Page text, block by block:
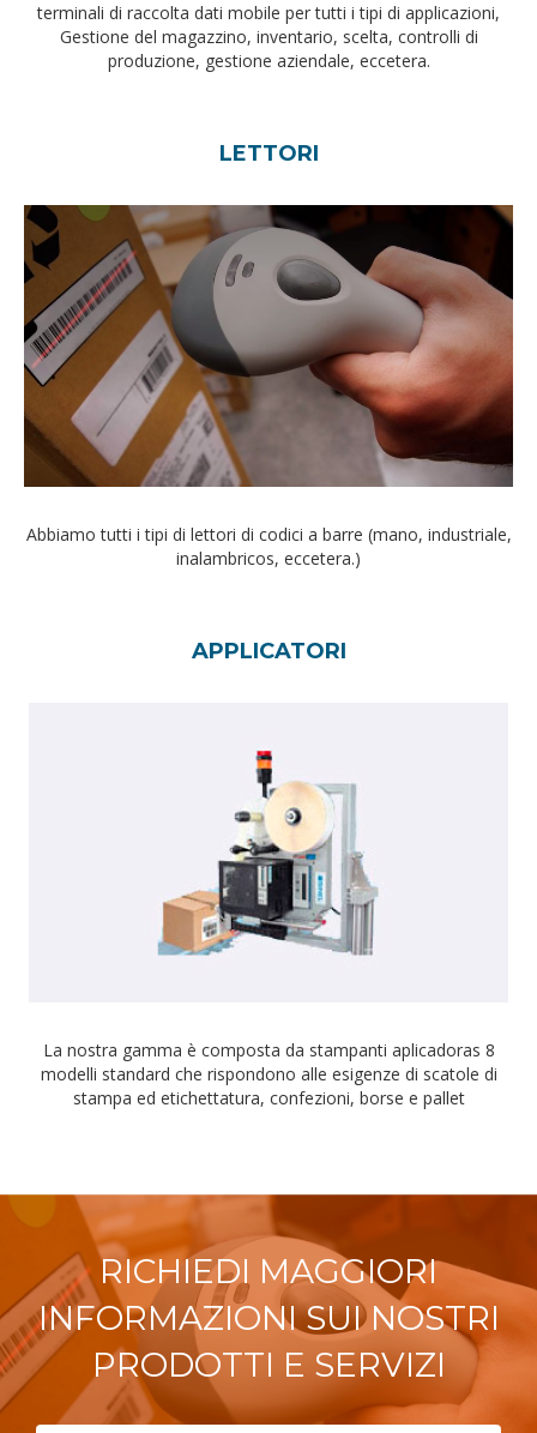
terminali di raccolta dati mobile per tutti i tipi di applicazioni,
Gestione del magazzino, inventario, scelta, controlli di
produzione, gestione aziendale, eccetera.
LETTORI
Abbiamo tutti i tipi di lettori di codici a barre (mano, industriale,
inalambricos, eccetera.)
APPLICATORI
La nostra gamma è composta da stampanti aplicadoras 8
modelli standard che rispondono alle esigenze di scatole di
stampa ed etichettatura, confezioni, borse e pallet
RICHIEDI MAGGIORI
INFORMAZIONI SUI NOSTRI
PRODOTTI E SERVIZI